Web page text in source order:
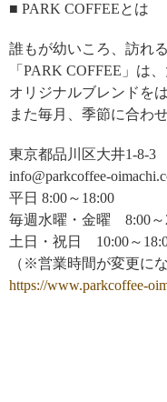
■ PARK COFFEEとは
誰もが幼いころ、訪れ
「PARK COFFEE」は
オリジナルブレンドを
また毎月、季節に合わ
東京都品川区大井1-8-3
info@parkcoffee-
平日 8:00～18:00
毎週水曜・金曜 8:00～
土日・祝日 10:00～
（※営業時間が変更に
https://www.parkcoffee-